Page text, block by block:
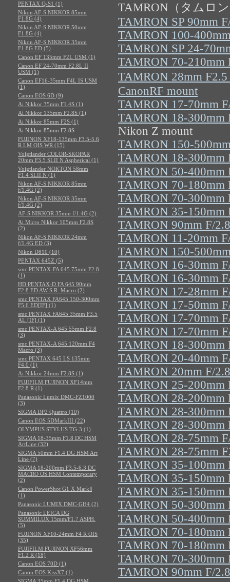
TAMRON（タムロ
TAMRON SP 90mm
TAMRON 100-
TAMRON SP 24-
TAMRON 70-
TAMRON 28mm
CanonRF mount
TAMRON 17-70mm
TAMRON 18-
Nikon Z mount
TAMRON 150-
TAMRON 18-
TAMRON 50-
TAMRON 70-
TAMRON 70-
TAMRON 35-
TAMRON 90mm F/
TAMRON 11-20mm
TAMRON 150-
TAMRON 16-30mm
TAMRON 16-30mm
TAMRON 17-28mm
TAMRON 17-50mm
TAMRON 17-70mm
TAMRON 17-70mm
TAMRON 18-
TAMRON 20-40mm
TAMRON 20mm F/
TAMRON 25-
TAMRON 28-
TAMRON 28-300mm
TAMRON 28-
TAMRON 28-75mm
TAMRON 28-75mm
TAMRON 35-
TAMRON 35-
TAMRON 35-150mm
TAMRON 50-
TAMRON 50-
TAMRON 70-
TAMRON 70-
TAMRON 70-
TAMRON 90mm F/
PENTAX Q-S1 (1)
Nikon AF-S NIKKOR 85mm
F1.8G (4)
Nikon AF-S NIKKOR 50mm
F1.8G (4)
Nikon AF-S NIKKOR 35mm
F1.8G ED (5)
Canon EF 135mm F2L USM (1)
Canon EF 24-70mm F2.8L II
USM (1)
Canon EF16-35mm F4L IS USM
(1)
Canon EOS 6D (9)
Ai Nikkor 35mm F1.4S (1)
Ai Nikkor 135mm F2.8S (1)
Ai Nikkor 85mm F2S (1)
Ai Nikkor 85mm F2.8S
FUJINON XF18-135mm F3.5-5.6
R LM OIS WR (15)
Voigtlander COLOR-SKOPAR
20mm F3.5 SLII N Aspherical (1)
Voigtlander NOKTON 58mm
F1.4 SLII N (1)
Nikon AF-S NIKKOR 85mm
f/1.4G (2)
Nikon AF-S NIKKOR 35mm
f/1.4G (2)
AF-S NIKKOR 35mm f/1.4G (2)
Ai Micro Nikkor 105mm F2.8S
(2)
Nikon AF-S NIKKOR 24mm
f/1.4G ED (3)
Nikon D810 (10)
PENTAX 645Z (5)
smc PENTAX-FA 645 75mm F2.8
(1)
HD PENTAX-D FA 645 90mm
F2.8 ED AW S.R. Macro (2)
smc PENTAX FA645 150-300mm
F5.6 ED[IF] (1)
smc PENTAX FA645 35mm F3.5
AL [IF] (1)
smc PENTAX-A 645 55mm F2.8
(3)
smc PENTAX-A 645 120mm F4
Macro (3)
smc PENTAX 645 LS 135mm
F4.0 (1)
Ai Nikkor 24mm F2.8S (1)
FUJIFILM FUJINON XF14mm
F2.8 R (1)
Panasonic Lumix DMC-FZ1000
(3)
SIGMA DP2 Quattro (10)
Canon EOS 5DMarkIII (22)
OLYMPUS STYLUS TG-3 (1)
SIGMA 18-35mm F1.8 DC HSM
ArtLine (32)
SIGMA 50mm F1.4 DG HSM Art
Line (7)
SIGMA 18-200mm F3.5-6.3 DC
MACRO OS HSM Contemporary
(2)
Canon PowerShot G1 X MarkⅡ
(1)
Panasonic LUMIX DMC-GH4 (2)
Panasonic LEICA DG
SUMMILUX 15mm/F1.7 ASPH.
(5)
FUJINON XF10-24mm F4 R OIS
(35)
FUJIFILM FUJINON XF56mm
F1.2 R (18)
Canon EOS 70D (1)
Canon EOS KissX7 (1)